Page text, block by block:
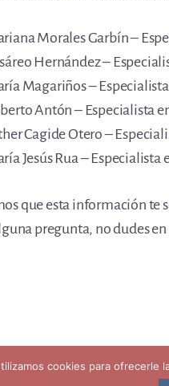
Morales Garbín –
Hernández –
Magariños –
Antón – Especialista
Cagide Otero –
Jesús Rua –
que esta información te
pregunta, no dudes
privacidad y politica de cookies
cookies para ofrecerle